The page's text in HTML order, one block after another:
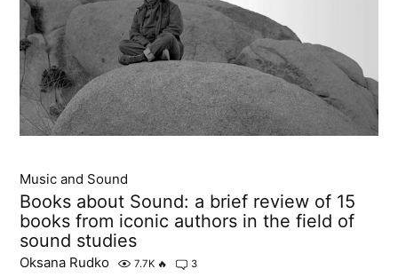
Music and Sound
Books about Sound: a brief review of 15
books from iconic authors in the field of
sound studies
Oksana Rudko 7.7K 🔥 3